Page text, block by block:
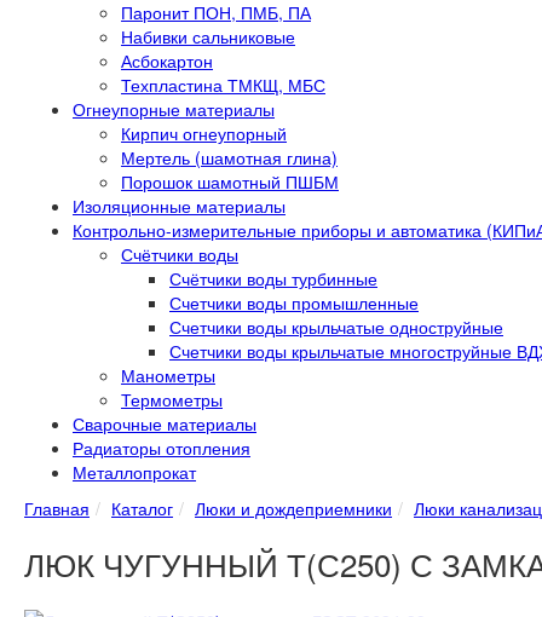
Паронит ПОН, ПМБ, ПА
Набивки сальниковые
Асбокартон
Техпластина ТМКЩ, МБС
Огнеупорные материалы
Кирпич огнеупорный
Мертель (шамотная глина)
Порошок шамотный ПШБМ
Изоляционные материалы
Контрольно-измерительные приборы и автоматика
Счётчики воды
Счётчики воды турбинные
Счетчики воды промышленные
Счетчики воды крыльчатые одноструйные
Счетчики воды крыльчатые многоструйные
Манометры
Термометры
Сварочные материалы
Радиаторы отопления
Металлопрокат
Главная
Каталог Люки и дождеприемники Люки
ЛЮК ЧУГУННЫЙ Т(С250) С